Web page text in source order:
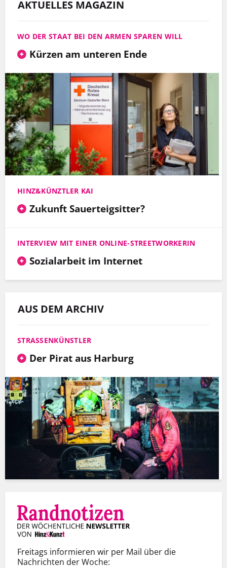
AKTUELLES MAGAZIN
WO DER STAAT BEI DEN ARMEN SPAREN WILL
Kürzen am unteren Ende
HINZ&KÜNZTLER KAI
Zukunft Sauerteigsitter?
INTERVIEW MIT EINER ONLINE-STREETWORKERIN
Sozialarbeit im Internet
AUS DEM ARCHIV
STRASSENKÜNSTLER
Der Pirat aus Harburg
Freitags informieren wir per Mail über die
Nachrichten der Woche: